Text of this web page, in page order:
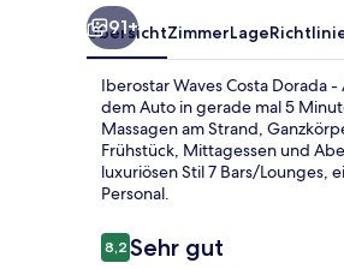
91+
ÜbersichtZimmerLage
Iberostar Waves Costa Dorada
dem Auto in gerade mal 5
Massagen am Strand,
Frühstück, Mittagessen und
luxuriösen Stil 7 Bars/Lounges,
Personal.
Bewertungen
8,28,2 von 10.
Sehr gut